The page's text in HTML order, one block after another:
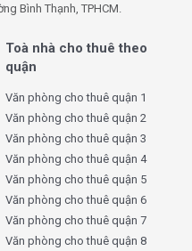
PLS Hồng Lĩnh
Lĩnh Building dao
Phí quản lý được tính thêm
khác như phí ngoài giờ,
thỏa thuận trực tiếp
giá này phù hợp với các
khu vực Quận 10, mang
Bình Thạnh, TPHCM.
Toà nhà cho thuê theo
quận
Văn phòng cho thuê quận 1
Văn phòng cho thuê quận 2
Văn phòng cho thuê quận 3
Văn phòng cho thuê quận 4
Văn phòng cho thuê quận 5
Văn phòng cho thuê quận 6
Văn phòng cho thuê quận 7
Văn phòng cho thuê quận 8